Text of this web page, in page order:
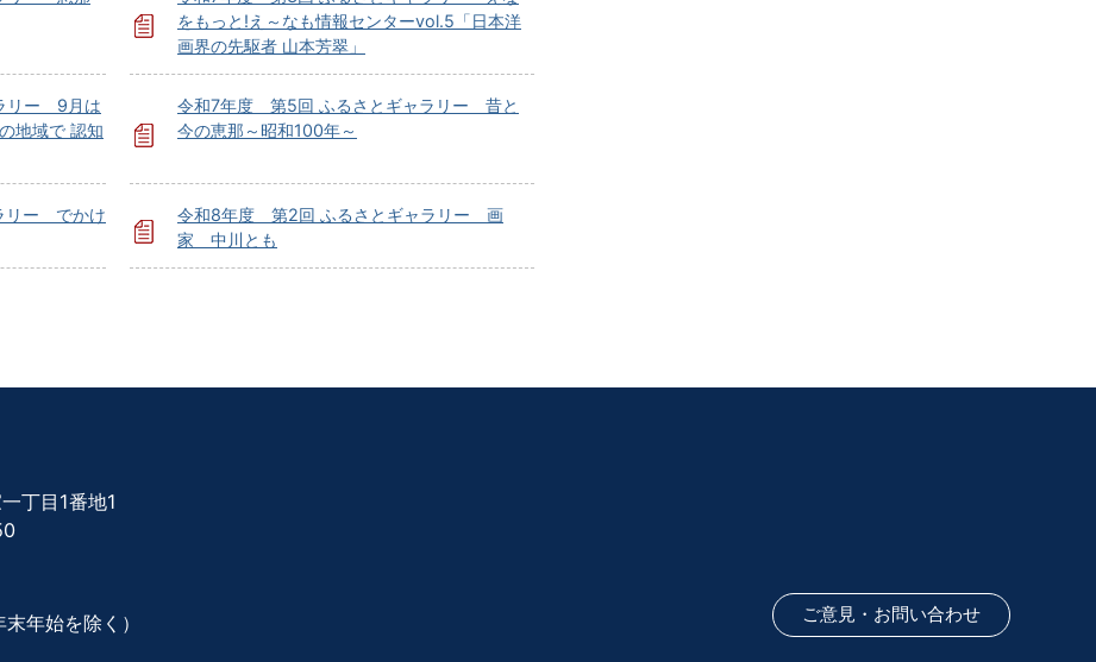
をもっと!え～なも情報センターvol.5「日本洋
画界の先駆者 山本芳翠」
リー 9月は
地域で 認知
令和7年度 第5回 ふるさとギャラリー 昔と
今の恵那～昭和100年～
リー でかけ
令和8年度 第2回 ふるさとギャラリー 画
家 中川とも
丁目1番地1
年始を除く） ご意見・お問い合わせ